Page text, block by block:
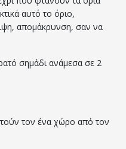
αυτό το όριο,
απομάκρυνση, σαν να
σημάδι ανάμεσα σε 2
τον ένα χώρο από τον